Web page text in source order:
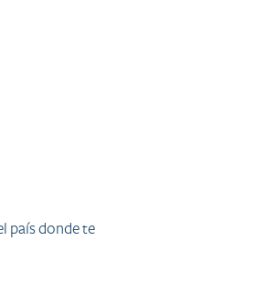
país donde te